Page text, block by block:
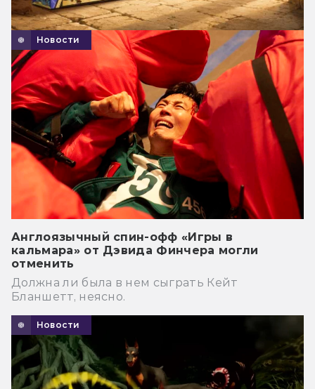
Новости
Англоязычный спин-офф «Игры в
кальмара» от Дэвида Финчера могли
отменить
Должна ли была в нем сыграть Кейт
Бланшетт, неясно.
Новости